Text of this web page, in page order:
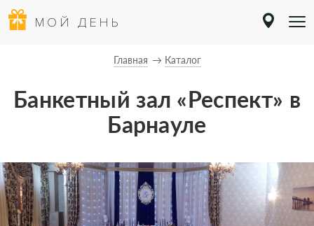
МОЙ ДЕНЬ
Главная Каталог
Банкетный зал «Респект» в
Барнауле